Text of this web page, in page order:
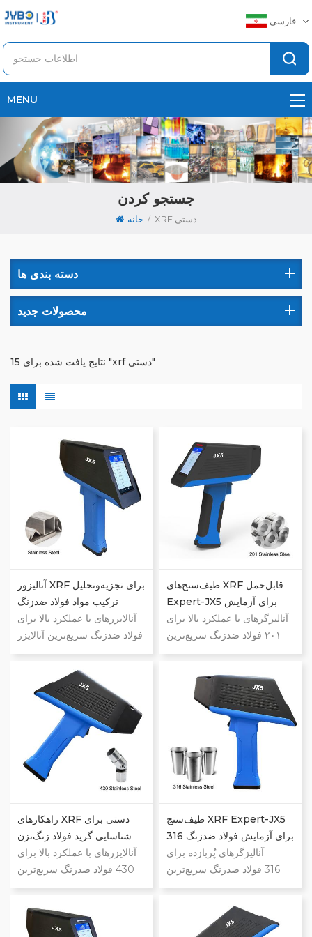
فارسی
MENU
جستجو کردن
خانه / XRF دستی
دسته بندی ها
محصولات جدید
15 نتایج یافت شده برای "xrf دستی"
آنالیزور XRF برای تجزیه‌وتحلیل
ترکیب مواد فولاد ضدزنگ
آنالایزرهای با عملکرد بالا برای
فولاد ضدزنگ سریع‌ترین آنالایزر
دستی XRF. قابلیت تشخیص
فلزات در محل به‌صورت کامل.
شناسایی گرید در ۱ ثانیه برای
هر فلز. آزمایش کامل ترکیب
فولاد ضدزنگ و سایر آلیاژها.
آزمایش کامل ترکیب شیمیایی
در ۷ تا ۸ ثانیه برای آلیاژ
آلومینیوم. داده‌ها و مستندسازی
طیف‌سنج‌های XRF قابل‌حمل
Expert-JX5 برای آزمایش
فولاد زنگ‌نزن 201
آنالیزگرهای با عملکرد بالا برای
۲۰۱ فولاد ضدزنگ سریع‌ترین
آنالیزگر دستی XRF. قابلیت
شناسایی گرید در ۱ ثانیه برای
هر فلز. آزمایش کامل ترکیب
فولاد ضدزنگ و سایر آلیاژها.
آزمایش کامل ترکیب شیمیایی
در ۷ تا ۸ ثانیه برای آلیاژ
آلومینیوم. داده‌ها و مستندسازی
راهکارهای XRF دستی برای
شناسایی گرید فولاد زنگ‌نزن
آنالایزرهای با عملکرد بالا برای
430 فولاد ضدزنگ سریع‌ترین
آنالایزر دستی XRF. قابلیت
تشخیص گرید در ۱ ثانیه برای هر
طیف‌سنج XRF Expert-JX5
برای آزمایش فولاد ضدزنگ 316
آنالیزگرهای پُربازده برای
316 فولاد ضدزنگ سریع‌ترین
آنالیزگر XRF دستی. قابلیت